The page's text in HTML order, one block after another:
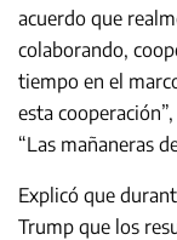
acuerdo que
colaborando,
tiempo en el
esta
“Las mañaneras
Explicó que
Trump que los